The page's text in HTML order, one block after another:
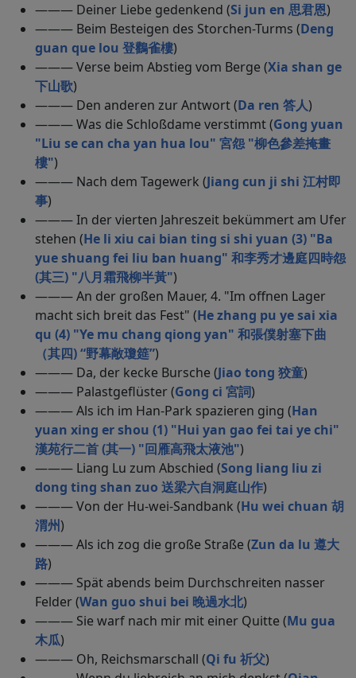
——— Deiner Liebe gedenkend (Si jun en 思君恩)
——— Beim Besteigen des Storchen-Turms (Deng
guan que lou 登鸛雀樓)
——— Verse beim Abstieg vom Berge (Xia shan ge
下山歌)
——— Den anderen zur Antwort (Da ren 答人)
——— Was die Schloßdame verstimmt (Gong yuan
"Liu se can cha yan hua lou" 宮怨 "柳色參差掩畫
樓")
——— Nach dem Tagewerk (Jiang cun ji shi 江村即
事)
——— In der vierten Jahreszeit bekümmert am Ufer
stehen (He li xiu cai bian ting si shi yuan (3) "Ba
yue shuang fei liu ban huang" 和李秀才邊庭四時怨
(其三) "八月霜飛柳半黃")
——— An der großen Mauer, 4. "Im offnen Lager
macht sich breit das Fest" (He zhang pu ye sai xia
qu (4) "Ye mu chang qiong yan" 和張僕射塞下曲
（其四) “野幕敞瓊筵”)
——— Da, der kecke Bursche (Jiao tong 狡童)
——— Palastgeflüster (Gong ci 宮詞)
——— Als ich im Han-Park spazieren ging (Han
yuan xing er shou (1) "Hui yan gao fei tai ye chi"
漢苑行二首 (其一) "回雁高飛太液池")
——— Liang Lu zum Abschied (Song liang liu zi
dong ting shan zuo 送梁六自洞庭山作)
——— Von der Hu-wei-Sandbank (Hu wei chuan 胡
渭州)
——— Als ich zog die große Straße (Zun da lu 遵大
路)
——— Spät abends beim Durchschreiten nasser
Felder (Wan guo shui bei 晚過水北)
——— Sie warf nach mir mit einer Quitte (Mu gua
木瓜)
——— Oh, Reichsmarschall (Qi fu 祈父)